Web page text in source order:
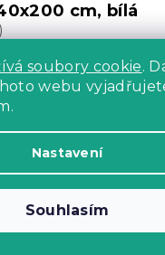
soubory cookie.
webu
Nastavení
Souhlasím
cm, bílá